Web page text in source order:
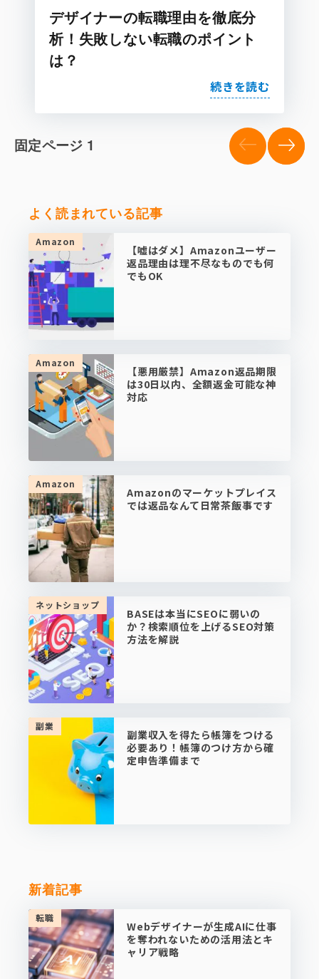
デザイナーの転職理由を徹底分
析！失敗しない転職のポイント
は？
続きを読む
投
稿
固定ページ 1
よく読まれている記事
Amazon
【嘘はダメ】Amazonユーザー
返品理由は理不尽なものでも何
でもOK
Amazon
【悪用厳禁】Amazon返品期限
は30日以内、全額返金可能な神
対応
Amazon
Amazonのマーケットプレイス
では返品なんて日常茶飯事です
ネットショップ
BASEは本当にSEOに弱いの
か？検索順位を上げるSEO対策
方法を解説
副業
副業収入を得たら帳簿をつける
必要あり！帳簿のつけ方から確
定申告準備まで
新着記事
転職
Webデザイナーが生成AIに仕事
を奪われないための活用法とキ
ャリア戦略